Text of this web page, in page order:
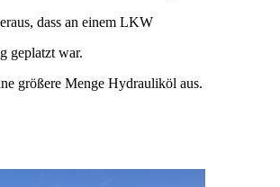
dass an einem LKW
geplatzt war.
größere Menge Hydrauliköl aus.